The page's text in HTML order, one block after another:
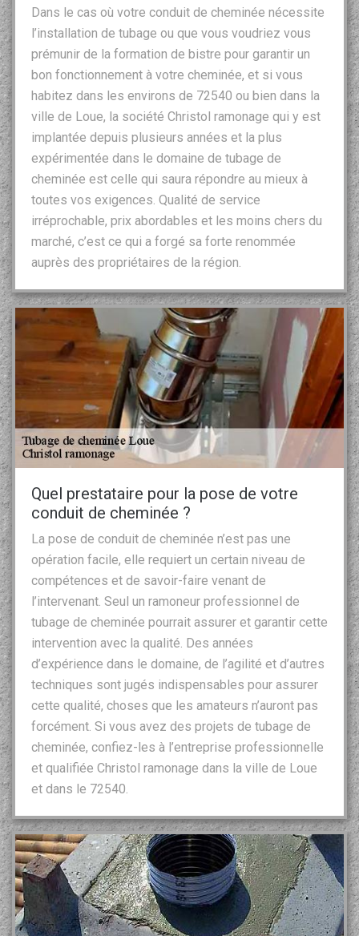
Dans le cas où votre conduit de cheminée nécessite
l’installation de tubage ou que vous voudriez vous
prémunir de la formation de bistre pour garantir un
bon fonctionnement à votre cheminée, et si vous
habitez dans les environs de 72540 ou bien dans la
ville de Loue, la société Christol ramonage qui y est
implantée depuis plusieurs années et la plus
expérimentée dans le domaine de tubage de
cheminée est celle qui saura répondre au mieux à
toutes vos exigences. Qualité de service
irréprochable, prix abordables et les moins chers du
marché, c’est ce qui a forgé sa forte renommée
auprès des propriétaires de la région.
Quel prestataire pour la pose de votre
conduit de cheminée ?
La pose de conduit de cheminée n’est pas une
opération facile, elle requiert un certain niveau de
compétences et de savoir-faire venant de
l’intervenant. Seul un ramoneur professionnel de
tubage de cheminée pourrait assurer et garantir cette
intervention avec la qualité. Des années
d’expérience dans le domaine, de l’agilité et d’autres
techniques sont jugés indispensables pour assurer
cette qualité, choses que les amateurs n’auront pas
forcément. Si vous avez des projets de tubage de
cheminée, confiez-les à l’entreprise professionnelle
et qualifiée Christol ramonage dans la ville de Loue
et dans le 72540.